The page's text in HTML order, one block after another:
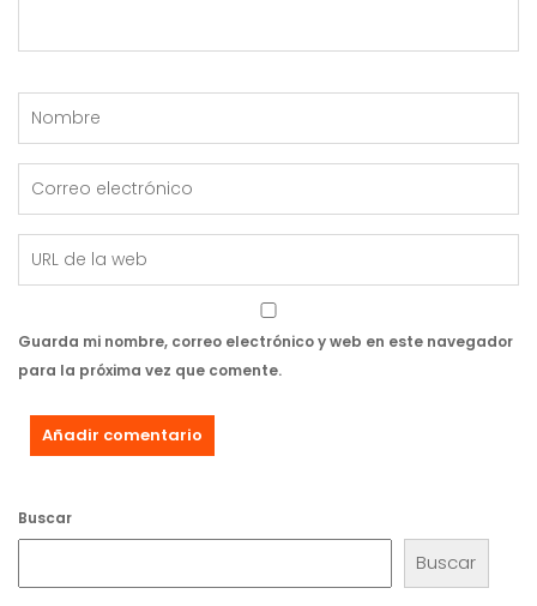
Guarda mi nombre, correo electrónico y web en este navegador
para la próxima vez que comente.
Buscar
Buscar